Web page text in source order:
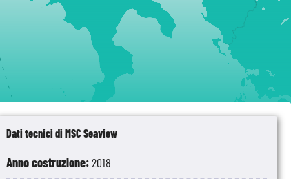
Dati tecnici di MSC Seaview
Anno costruzione:2018
Palermo